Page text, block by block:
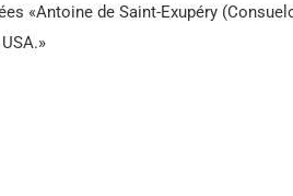
«Antoine de Saint-Exupéry